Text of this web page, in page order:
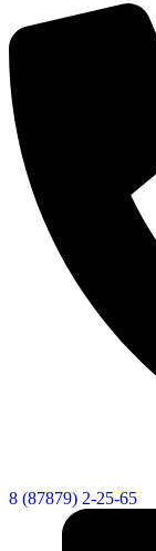
8 (87879) 2-25-65